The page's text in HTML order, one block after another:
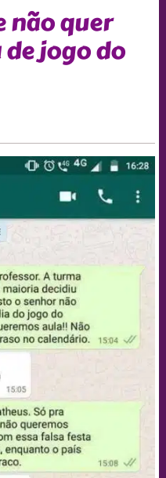
não quer
jogo do